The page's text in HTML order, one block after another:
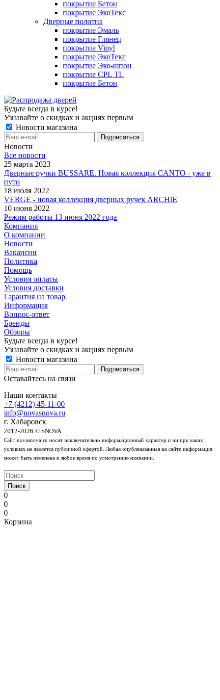
покрытие Бетон
покрытие ЭкоТекс
Дверные полотна
покрытие Эмаль
покрытие Глянец
покрытие Vinyl
покрытие ЭкоТекс
покрытие Эко-шпон
покрытие CPL TL
покрытие Бетон
Будьте всегда в курсе!
Узнавайте о скидках и акциях первым
Новости магазина
Новости
Все новости
25 марта 2023
Дверные ручки BUSSARE. Новая коллекция CANTO - уже в
пути
18 июля 2022
VERGE - новая коллекция дверных ручек ARCHIE
10 июня 2022
Режим работы 13 июня 2022 года
Компания
О компании
Новости
Вакансии
Политика
Помощь
Условия оплаты
Условия доставки
Гарантия на товар
Информация
Вопрос-ответ
Бренды
Обзоры
Будьте всегда в курсе!
Узнавайте о скидках и акциях первым
Новости магазина
Оставайтесь на связи
Наши контакты
+7 (4212) 45-11-00
info@novasnova.ru
г. Хабаровск
2012-2026 © SNOVA
Сайт novasnova.ru носит исключительно информационный характер и ни при каких
условиях не является публичной офертой. Любая опубликованная на сайте информация
может быть изменена в любое время по усмотрению компании.
Поиск
0
0
0
Корзина